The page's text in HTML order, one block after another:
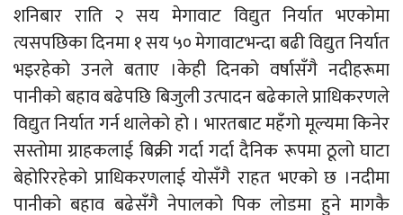
शनिबार राति २ सय मेगावाट विद्युत निर्यात भएकोमा
त्यसपछिका दिनमा १ सय ५० मेगावाटभन्दा बढी विद्युत निर्यात
भइरहेको उनले बताए ।केही दिनको वर्षासँगै नदीहरूमा
पानीको बहाव बढेपछि बिजुली उत्पादन बढेकाले प्राधिकरणले
विद्युत निर्यात गर्न थालेको हो । भारतबाट महँगो मूल्यमा किनेर
सस्तोमा ग्राहकलाई बिक्री गर्दा गर्दा दैनिक रूपमा ठूलो घाटा
बेहोरिरहेको प्राधिकरणलाई योसँगै राहत भएको छ ।नदीमा
पानीको बहाव बढेसँगै नेपालको पिक लोडमा हुने मागकै